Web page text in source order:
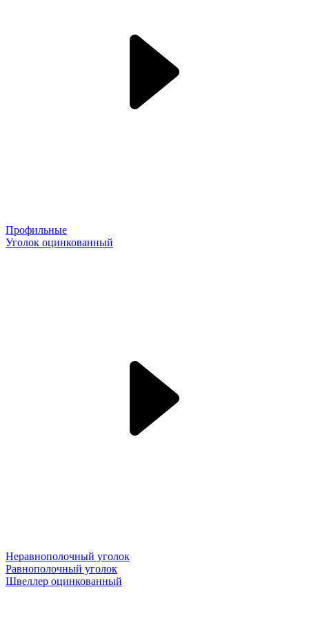
Профильные
Уголок оцинкованный
Неравнополочный уголок
Равнополочный уголок
Швеллер оцинкованный